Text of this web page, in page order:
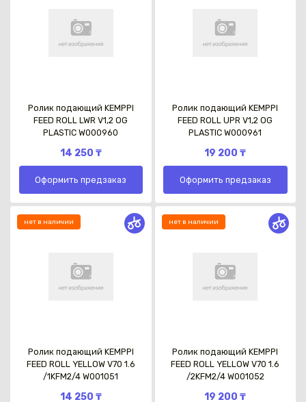
Ролик подающий KEMPPI
FEED ROLL LWR V1,2 OG
PLASTIC W000960
14 250 ₸
Оформить предзаказ
Ролик подающий KEMPPI
FEED ROLL UPR V1,2 OG
PLASTIC W000961
19 200 ₸
Оформить предзаказ
нет в наличии
Ролик подающий KEMPPI
FEED ROLL YELLOW V70 1.6
/1KFM2/4 W001051
14 250 ₸
нет в наличии
Ролик подающий KEMPPI
FEED ROLL YELLOW V70 1.6
/2KFM2/4 W001052
19 200 ₸